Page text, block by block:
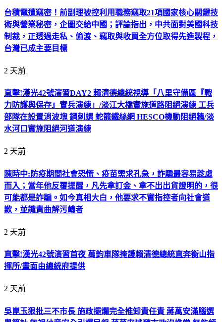
台積電遭竊密！前副理被控利用職務竊取21項國家核心關鍵技
術與營業秘密，企圖交給中國；評論指出，中共面對美國科技
制裁，正透過走私、偷渡、竊取與收買全方位取得先進製程，
台灣已成主要目標
2 天前
直擊!漢光42號演習DAY2 賴清德總統視導「八里守備區『戰
力防護與保存』實兵演練」/淡江大橋實施道路阻絕演練 工兵
部隊在設置消波塊 鋼刺蝟 蛇籠鐵絲網 HESCO機動阻絕牆/淡
水河口實施阻絕河道演練
2 天前
陳時中:防疫期間社會恐慌、疫苗需求孔急，詐騙最容易趁虛
而入；當年他反覆提醒，凡先拿訂金、拿不出出貨證明的，很
可能都是詐騙。如今真相大白，他要求不實指控者向社會道
歉，並譴責曲解污衊者
2 天前
直擊!漢光42號演習首夜 萬鈞車隊掩護賴清德總統直奔衡山指
揮所/畫面由總統府提供
2 天前
吳崑玉狠批三不市長 施政擺爛完全推卸責任責 蔣萬安滿腦選